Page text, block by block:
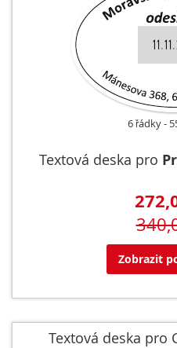
6 řádky
Textová deska pro
Zobrazit
Textová deska pro